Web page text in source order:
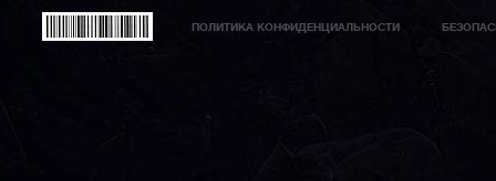
ПОЛИТИКА КОНФИДЕНЦИАЛЬНОСТИ